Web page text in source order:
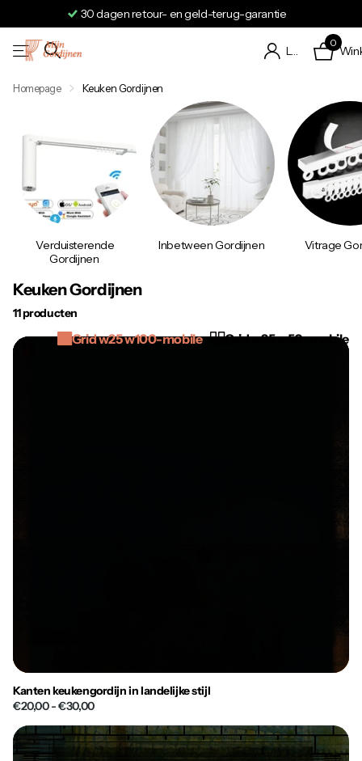
Verzending binnen 24 tot 48 uur
0
Homepage Keuken Gordijnen
Verduisterende
Gordijnen
Inbetween Gordijnen Vitrage
Keuken Gordijnen
11 producten
Grid w25 w100-mobile Grid w25 w50-mobile
Kanten keukengordijn in landelijke stijl
€20,00- €30,00